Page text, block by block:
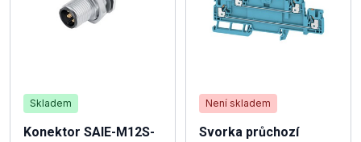
Skladem
Konektor SAIE-M12S-
Není skladem
Svorka průchozí